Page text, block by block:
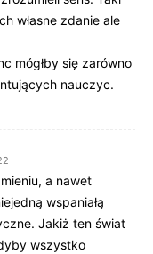
własne zdanie ale
mógłby się zarówno
nauczyc.
a nawet
wspaniałą
Jakiż ten świat
wszystko